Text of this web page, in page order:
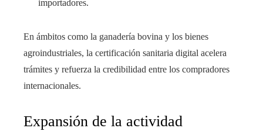
importadores.
En ámbitos como la ganadería bovina y los bienes
agroindustriales, la certificación sanitaria digital acelera
trámites y refuerza la credibilidad entre los compradores
internacionales.
Expansión de la actividad